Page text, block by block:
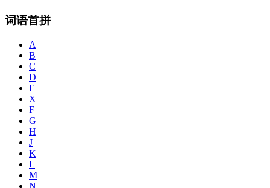
词语首拼
A
B
C
D
E
X
F
G
H
J
K
L
M